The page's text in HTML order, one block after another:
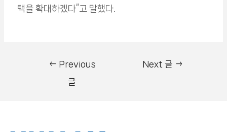
택을 확대하겠다”고 말했다.
← Previous
글
Next 글 →